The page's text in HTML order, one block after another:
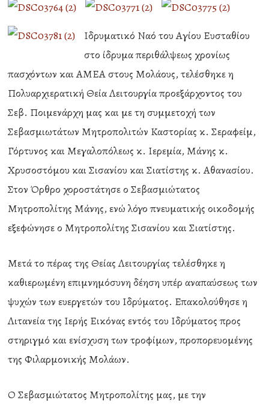
Ιδρυματικό Ναό του Αγίου Ευσταθίου
στο ίδρυμα περιθάλψεως χρονίως
πασχόντων και ΑΜΕΑ στους Μολάους, τελέσθηκε η
Πολυαρχιερατική Θεία Λειτουργία προεξάρχοντος του
Σεβ. Ποιμενάρχη μας και με τη συμμετοχή των
Σεβασμιωτάτων Μητροπολιτών Καστορίας κ. Σεραφείμ,
Γόρτυνος και Μεγαλοπόλεως κ. Ιερεμία, Μάνης κ.
Χρυσοστόμου και Σισανίου και Σιατίστης κ. Αθανασίου.
Στον Όρθρο χοροστάτησε ο Σεβασμιώτατος
Μητροπολίτης Μάνης, ενώ λόγο πνευματικής οικοδομής
εξεφώνησε ο Μητροπολίτης Σισανίου και Σιατίστης.
Μετά το πέρας της Θείας Λειτουργίας τελέσθηκε η
καθιερωμένη επιμνημόσυνη δέηση υπέρ αναπαύσεως των
ψυχών των ευεργετών του Ιδρύματος. Επακολούθησε η
Λιτανεία της Ιερής Εικόνας εντός του Ιδρύματος προς
στηριγμό και ενίσχυση των τροφίμων, προπορευομένης
της Φιλαρμονικής Μολάων.
Ο Σεβασμιώτατος Μητροπολίτης μας, με την